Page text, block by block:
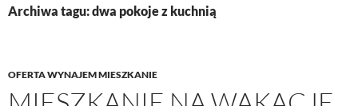
Archiwa tagu: dwa pokoje z kuchnią
OFERTA WYNAJEM MIESZKANIE